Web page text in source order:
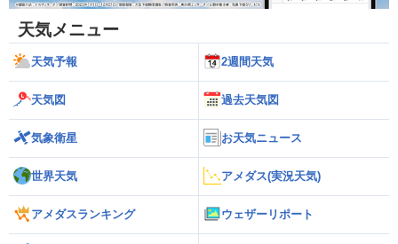
天気メニュー
天気予報 2週間天気
天気図 過去天気図
気象衛星 お天気ニュース
世界天気 アメダス(実況天気)
アメダスランキング ウェザーリポート